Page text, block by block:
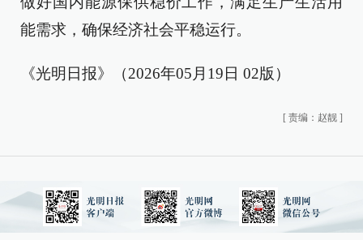
能需求，确保经济社会平稳运行。
《光明日报》（2026年05月19日 02版）
[ 责编：赵靓 ]